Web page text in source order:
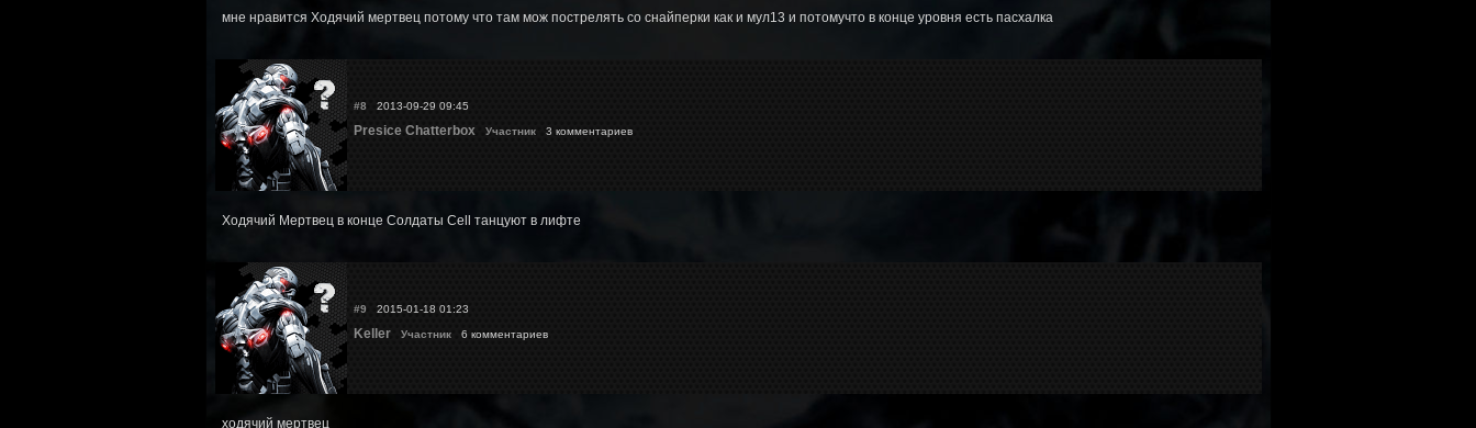
мне нравится Ходячий мертвец потому что там мож пострелять со снайперки как и мул13 и потомучто в конце уровня есть пасхалка
#8 2013-09-29 09:45
Presice Chatterbox Участник3 комментариев
Ходячий Мертвец в конце Солдаты Cell танцуют в лифте
#9 2015-01-18 01:23
Keller Участник6 комментариев
ходячий мертвец